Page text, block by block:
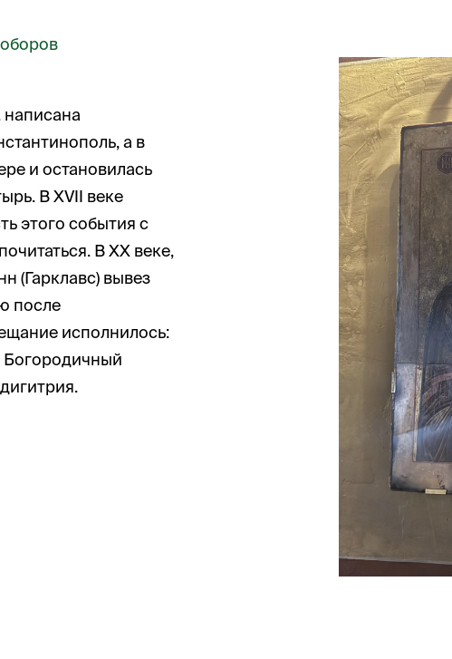
а в
и остановилась
В XVII веке
этого события с
В XX веке,
(Гарклавс) вывез
после
исполнилось:
Богородичный